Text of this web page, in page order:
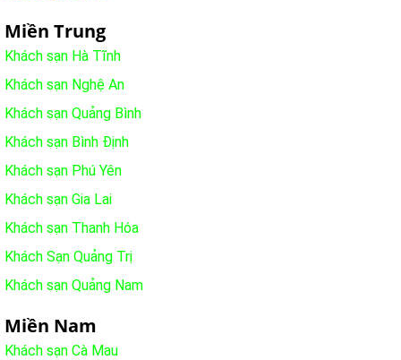
Miền Trung
Khách sạn Hà Tĩnh
Khách sạn Nghệ An
Khách sạn Quảng Bình
Khách sạn Bình Định
Khách sạn Phú Yên
Khách sạn Gia Lai
Khách sạn Thanh Hóa
Khách Sạn Quảng Trị
Khách sạn Quảng Nam
Miền Nam
Khách sạn Cà Mau